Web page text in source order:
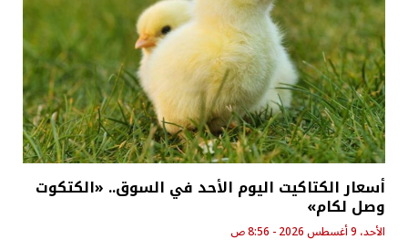
أسعار الكتاكيت اليوم الأحد في السوق.. «الكتكوت
وصل لكام»
الأحد، 9 أغسطس 2026 - 8:56 ص